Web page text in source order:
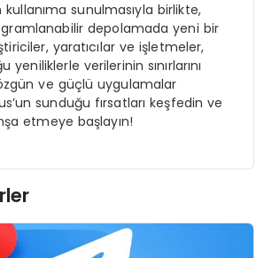
kullanıma sunulmasıyla birlikte,
depolamada yeni bir
yaratıcılar ve işletmeler,
yeniliklerle verilerinin sınırlarını
ve güçlü uygulamalar
sunduğu fırsatları keşfedin ve
etmeye başlayın!